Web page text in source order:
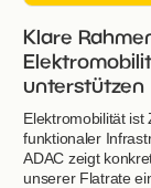
Klare
unterstützen
Elektromobilität ist
funktionaler
ADAC zeigt
unserer Flatrate